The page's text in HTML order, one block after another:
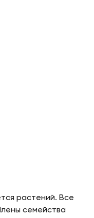
растений. Все
семейства